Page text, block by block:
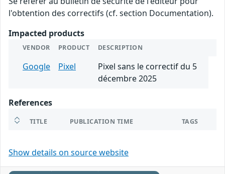
l'obtention des correctifs (cf. section Documentation).
Impacted products
VENDOR PRODUCT DESCRIPTION
Google Pixel
Pixel sans le correctif du 5
décembre 2025
References
TITLE PUBLICATION TIME TAGS
Show details on source website